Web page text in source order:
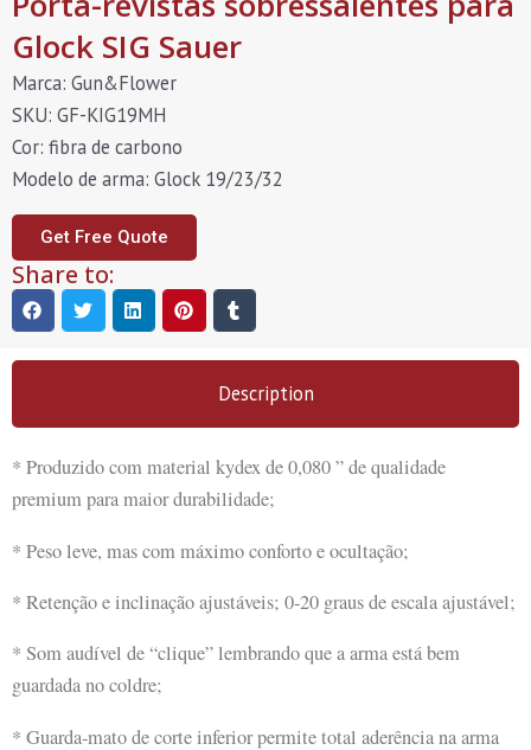
Glock SIG Sauer
Marca: Gun&Flower
SKU: GF-KIG19MH
Cor: fibra de carbono
Modelo de arma: Glock 19/23/32
Get Free Quote
Share to:
Description
* Produzido com material kydex de 0,080 ” de qualidade
premium para maior durabilidade;
* Peso leve, mas com máximo conforto e ocultação;
* Retenção e inclinação ajustáveis; 0-20 graus de escala ajustável;
* Som audível de “clique” lembrando que a arma está bem
guardada no coldre;
* Guarda-mato de corte inferior permite total aderência na arma